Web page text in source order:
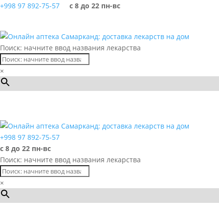
+998 97 892-75-57 с 8 до 22 пн-вс
Поиск: начните ввод названия лекарства
×
+998 97 892-75-57
с 8 до 22 пн-вс
Поиск: начните ввод названия лекарства
×